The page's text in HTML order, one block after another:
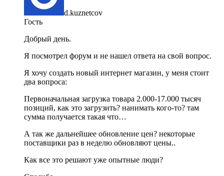
d.kuznetcov
Гость
Добрый день.
Я посмотрел форум и не нашел ответа на свой вопрос.
Я хочу создать новый интернет магазин, у меня стоит
два вопроса:
Первоначальная загрузка товара 2.000-17.000 тысяч
позиций, как это загрузить? нанимать кого-то? там
сумма получается такая что…
А так же дальнейшее обновление цен? некоторые
поставщики раз в неделю обновляют цены..
Как все это решают уже опытные люди?